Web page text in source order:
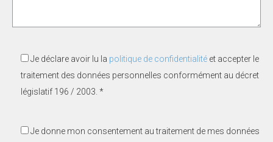
Je déclare avoir lu la politique de confidentialité et accepter le
traitement des données personnelles conformément au décret
législatif 196 / 2003. *
Je donne mon consentement au traitement de mes données